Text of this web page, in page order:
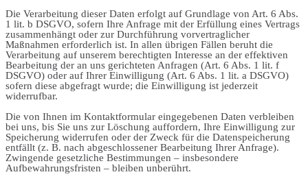
Die Verarbeitung dieser Daten erfolgt auf Grundlage von Art. 6 Abs.
1 lit. b DSGVO, sofern Ihre Anfrage mit der Erfüllung eines Vertrags
zusammenhängt oder zur Durchführung vorvertraglicher
Maßnahmen erforderlich ist. In allen übrigen Fällen beruht die
Verarbeitung auf unserem berechtigten Interesse an der effektiven
Bearbeitung der an uns gerichteten Anfragen (Art. 6 Abs. 1 lit. f
DSGVO) oder auf Ihrer Einwilligung (Art. 6 Abs. 1 lit. a DSGVO)
sofern diese abgefragt wurde; die Einwilligung ist jederzeit
widerrufbar.
Die von Ihnen im Kontaktformular eingegebenen Daten verbleiben
bei uns, bis Sie uns zur Löschung auffordern, Ihre Einwilligung zur
Speicherung widerrufen oder der Zweck für die Datenspeicherung
entfällt (z. B. nach abgeschlossener Bearbeitung Ihrer Anfrage).
Zwingende gesetzliche Bestimmungen – insbesondere
Aufbewahrungsfristen – bleiben unberührt.